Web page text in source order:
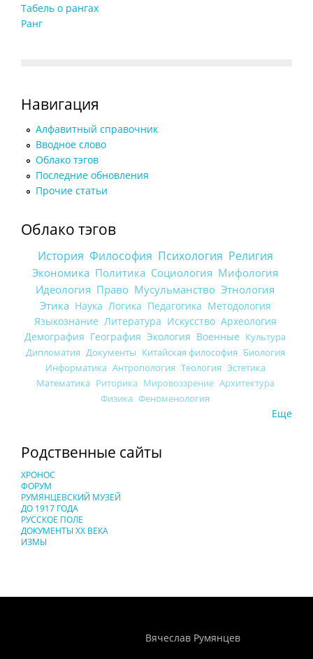
Табель о рангах
Ранг
Навигация
Алфавитный справочник
Вводное слово
Облако тэгов
Последние обновления
Прочие статьи
Облако тэгов
История Философия Психология Религия
Экономика Политика Социология Мифология
Идеология Право Мусульманство Этнология
Этика Наука Логика Педагогика Методология
Языкознание Литература Искусство Археология
Демография География Экология Военные Культура
Дипломатия Документы Китайская философия Биология
Информатика Антропология Теология Эстетика
Математика Риторика Мировоззрение Архитектура
Физика Феноменология
Еще
Родственные сайты
ХРОНОС
ФОРУМ
РУМЯНЦЕВСКИЙ МУЗЕЙ
ДО 1917 ГОДА
РУССКОЕ ПОЛЕ
ДОКУМЕНТЫ XX ВЕКА
ИЗМЫ
Вячеслав Румянцев